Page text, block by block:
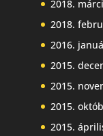
2018.
2018.
2016.
2015.
2015.
2015.
2015.